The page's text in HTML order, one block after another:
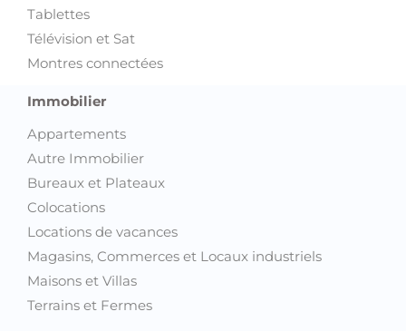
Tablettes
Télévision et Sat
Montres connectées
Immobilier
Appartements
Autre Immobilier
Bureaux et Plateaux
Colocations
Locations de vacances
Magasins, Commerces et Locaux industriels
Maisons et Villas
Terrains et Fermes